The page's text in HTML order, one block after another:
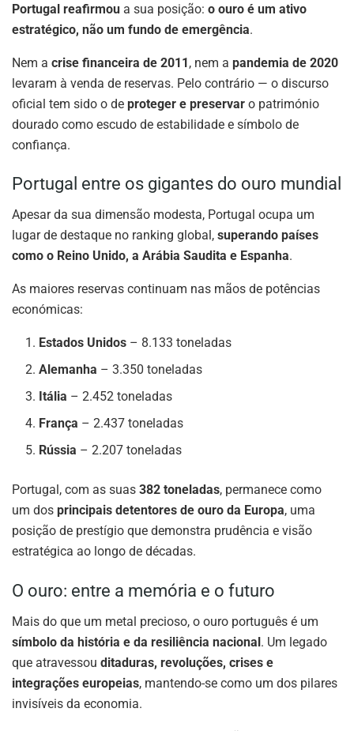
Portugal reafirmou a sua posição: o ouro é um ativo
estratégico, não um fundo de emergência.
Nem a crise financeira de 2011, nem a pandemia de 2020
levaram à venda de reservas. Pelo contrário — o discurso
oficial tem sido o de proteger e preservar o património
dourado como escudo de estabilidade e símbolo de
confiança.
Portugal entre os gigantes do ouro mundial
Apesar da sua dimensão modesta, Portugal ocupa um
lugar de destaque no ranking global, superando países
como o Reino Unido, a Arábia Saudita e Espanha.
As maiores reservas continuam nas mãos de potências
económicas:
Estados Unidos – 8.133 toneladas
Alemanha – 3.350 toneladas
Itália – 2.452 toneladas
França – 2.437 toneladas
Rússia – 2.207 toneladas
Portugal, com as suas 382 toneladas, permanece como
um dos principais detentores de ouro da Europa, uma
posição de prestígio que demonstra prudência e visão
estratégica ao longo de décadas.
O ouro: entre a memória e o futuro
Mais do que um metal precioso, o ouro português é um
símbolo da história e da resiliência nacional. Um legado
que atravessou ditaduras, revoluções, crises e
integrações europeias, mantendo-se como um dos pilares
invisíveis da economia.